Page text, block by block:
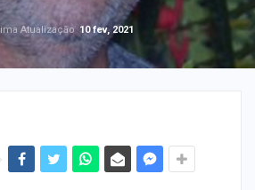
Atualização 10 fev, 2021